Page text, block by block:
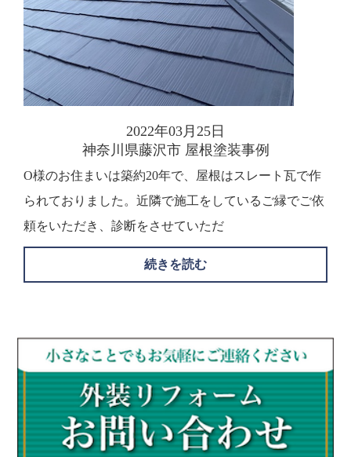
2022年03月25日
神奈川県藤沢市 屋根塗装事例
O様のお住まいは築約20年で、屋根はスレート瓦で作
られておりました。近隣で施工をしているご縁でご依
頼をいただき、診断をさせていただ
続きを読む